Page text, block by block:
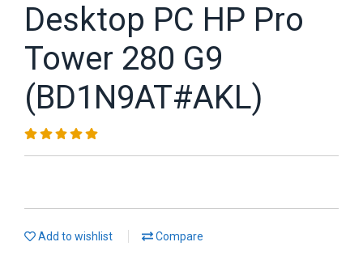
Desktop PC HP Pro
Tower 280 G9
(BD1N9AT#AKL)
Add to wishlist Compare